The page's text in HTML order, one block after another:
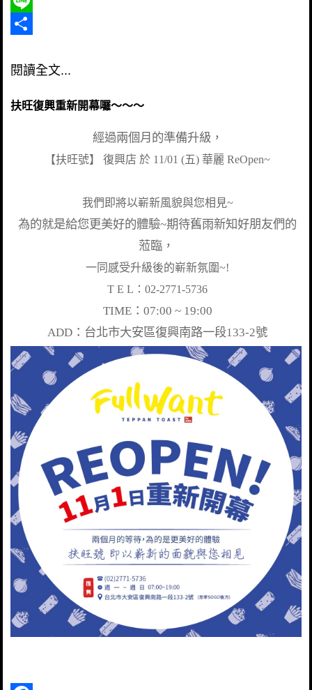
Line
閱讀全文...
扶旺復興重新開幕囉～～～
經過兩個月的準備升級，
【扶旺號】 復興店 於 11/01 (五) 華麗 ReOpen~
我們即將以嶄新風貌與您相見~
為的就是給您更美好的體驗~期待舊雨新知好朋友們的
蒞臨，
一同感受升級後的嶄新氛圍~!
T E L：02-2771-5736
TIME：07:00 ~ 19:00
ADD：台北市大安區復興南路一段133-2號